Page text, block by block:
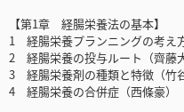
【第1章 経腸栄養法の基本】
1 経腸栄養プランニングの考え
2 経腸栄養の投与ルート（齊藤大
3 経腸栄養剤の種類と特徴（竹谷
4 経腸栄養の合併症（西條豪）